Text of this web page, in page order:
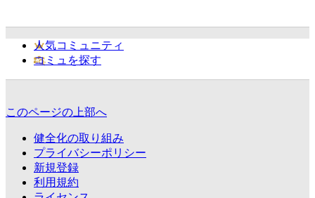
人気コミュニティ
コミュを探す
このページの上部へ
健全化の取り組み
プライバシーポリシー
新規登録
利用規約